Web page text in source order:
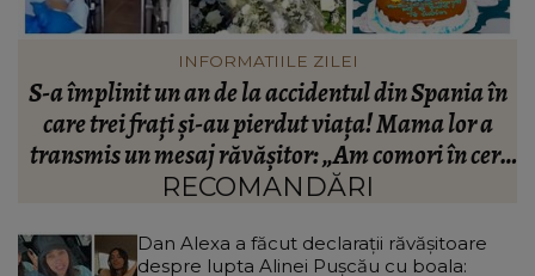
INFORMATIILE ZILEI
Sfârșit tragic pentru un bărbat din Botoșani, găsit
îngropat în curtea casei lui. Cine este principalul
suspect
RECOMANDĂRI
Dan Alexa a făcut declarații răvășitoare
despre lupta Alinei Pușcău cu boala: